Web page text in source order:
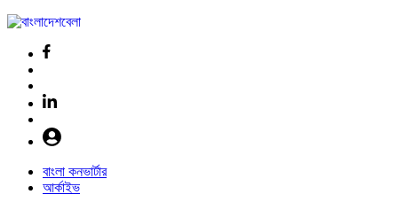
বাংলা কনভার্টার
আর্কাইভ